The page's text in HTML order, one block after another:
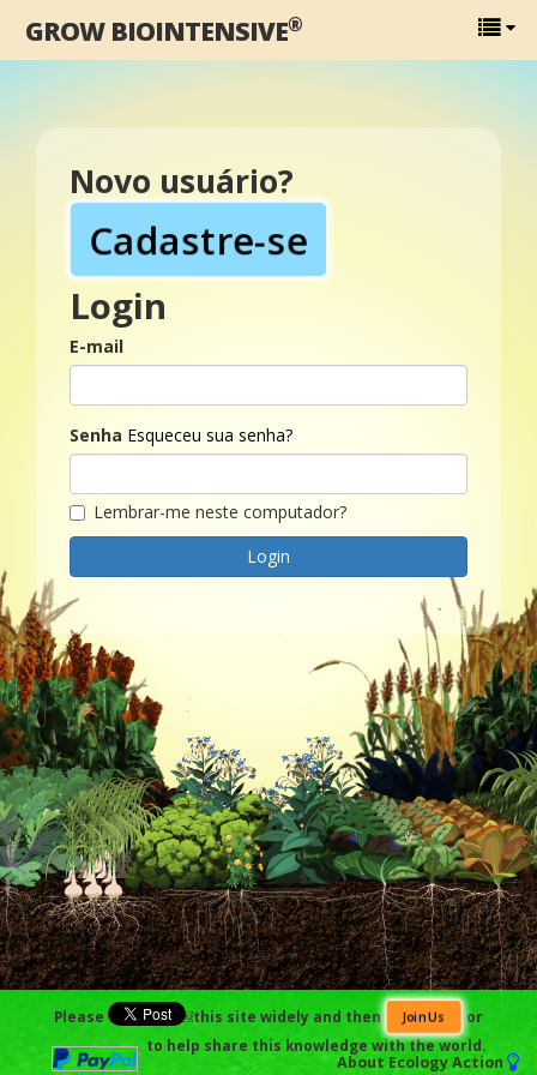
GROW BIOINTENSIVE®
Novo usuário?
Cadastre-se
Login
E-mail
Senha Esqueceu sua senha?
Lembrar-me neste computador?
Please ￼this site widely and then Join Us
or
to help share this knowledge with the world.
About Ecology Action